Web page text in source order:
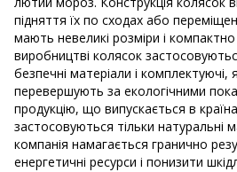
підняття їх по сходах або
мають невеликі розміри і
виробництві колясок
безпечні матеріали і комплектуючі,
перевершують за екологічними
продукцію, що випускається в
застосовуються тільки натуральні
компанія намагається гранично
енергетичні ресурси і понизити